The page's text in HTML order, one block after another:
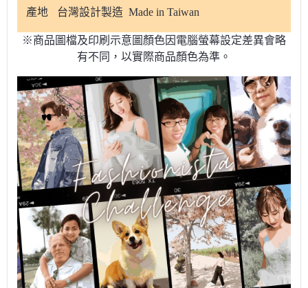
產地 台灣設計製造 Made in Taiwan
※商品圖檔及印刷示意圖顏色因電腦螢幕設定差異會略
有不同，以實際商品顏色為準。